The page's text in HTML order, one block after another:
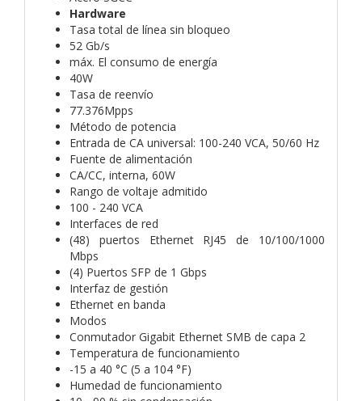
Hardware
Tasa total de línea sin bloqueo
52 Gb/s
máx. El consumo de energía
40W
Tasa de reenvío
77.376Mpps
Método de potencia
Entrada de CA universal: 100-240 VCA, 50/60 Hz
Fuente de alimentación
CA/CC, interna, 60W
Rango de voltaje admitido
100 - 240 VCA
Interfaces de red
(48) puertos Ethernet RJ45 de 10/100/1000
Mbps
(4) Puertos SFP de 1 Gbps
Interfaz de gestión
Ethernet en banda
Modos
Conmutador Gigabit Ethernet SMB de capa 2
Temperatura de funcionamiento
-15 a 40 °C (5 a 104 °F)
Humedad de funcionamiento